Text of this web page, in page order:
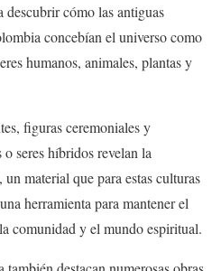
cómo las antiguas
concebían el universo como
humanos, animales, plantas y
figuras ceremoniales y
o seres híbridos revelan la
material que para estas culturas
herramienta para mantener el
comunidad y el mundo espiritual.